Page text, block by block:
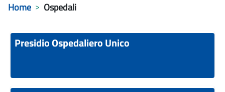
Home Ospedali
Presidio Ospedaliero Unico